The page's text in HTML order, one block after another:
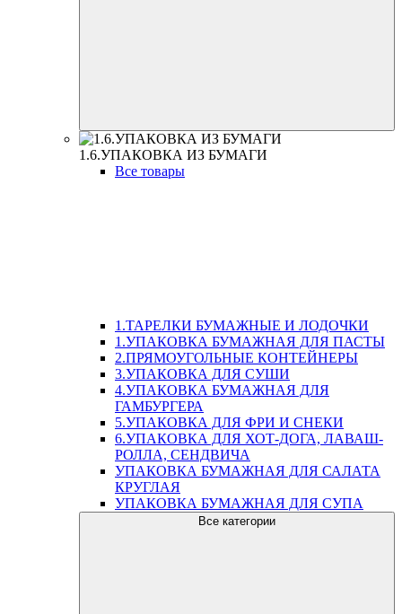
1.6.УПАКОВКА ИЗ БУМАГИ
Все товары
1.ТАРЕЛКИ БУМАЖНЫЕ И ЛОДОЧКИ
1.УПАКОВКА БУМАЖНАЯ ДЛЯ ПАСТЫ
2.ПРЯМОУГОЛЬНЫЕ КОНТЕЙНЕРЫ
3.УПАКОВКА ДЛЯ СУШИ
4.УПАКОВКА БУМАЖНАЯ ДЛЯ
ГАМБУРГЕРА
5.УПАКОВКА ДЛЯ ФРИ И СНЕКИ
6.УПАКОВКА ДЛЯ ХОТ-ДОГА, ЛАВАШ-
РОЛЛА, СЕНДВИЧА
УПАКОВКА БУМАЖНАЯ ДЛЯ САЛАТА
КРУГЛАЯ
УПАКОВКА БУМАЖНАЯ ДЛЯ СУПА
Все категории